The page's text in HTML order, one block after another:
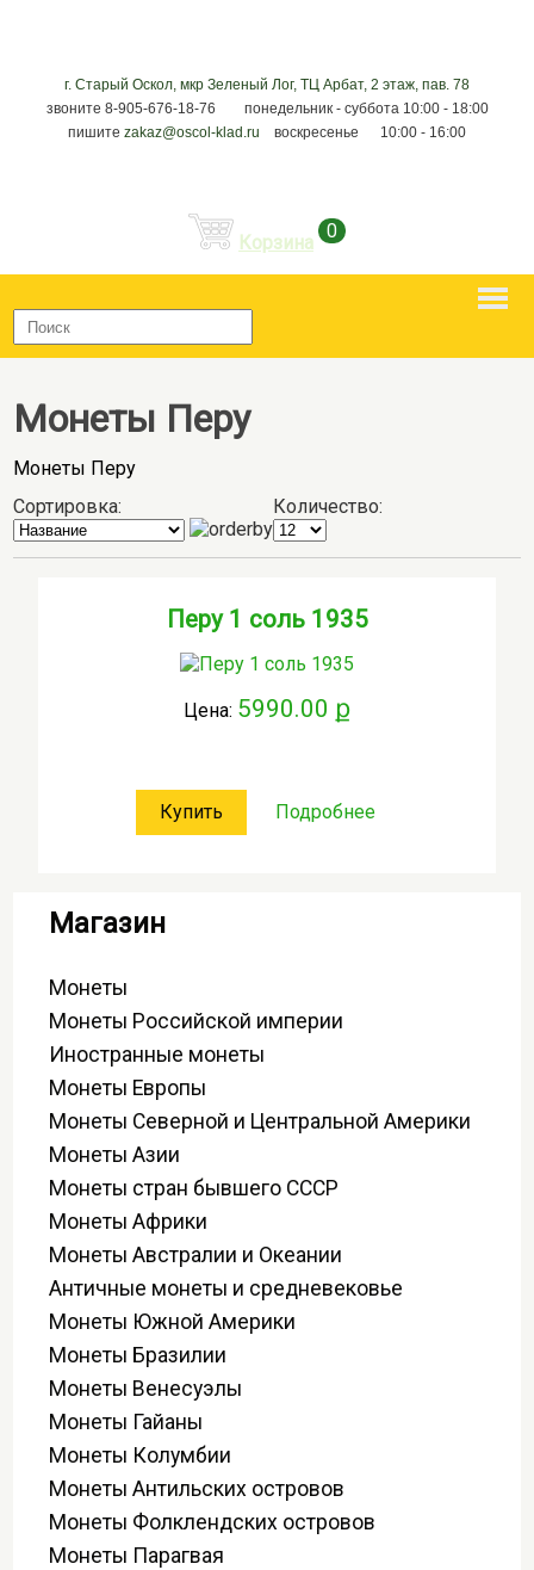
г. Старый Оскол, мкр Зеленый Лог, ТЦ Арбат, 2 этаж, пав. 78
звоните 8-905-676-18-76 понедельник - суббота 10:00 - 18:00
пишите zakaz@oscol-klad.ru воскресенье 10:00 - 16:00
Корзина
0
Монеты Перу
Монеты Перу
Сортировка:
Количество:
Перу 1 соль 1935
Цена: 5990.00 ք
Купить Подробнее
Магазин
Монеты
Монеты Российской империи
Иностранные монеты
Монеты Европы
Монеты Северной и Центральной Америки
Монеты Азии
Монеты стран бывшего СССР
Монеты Африки
Монеты Австралии и Океании
Античные монеты и средневековье
Монеты Южной Америки
Монеты Бразилии
Монеты Венесуэлы
Монеты Гайаны
Монеты Колумбии
Монеты Антильских островов
Монеты Фолклендских островов
Монеты Парагвая